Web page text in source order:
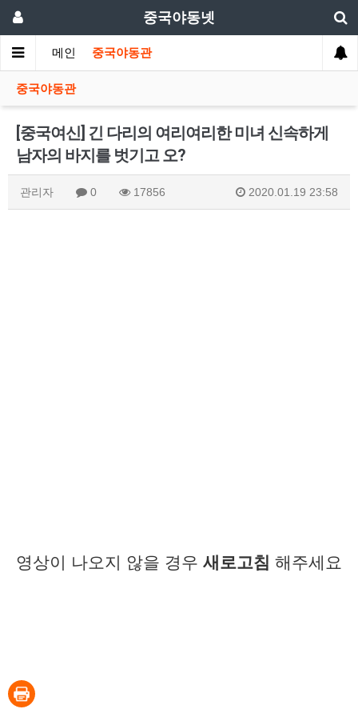
중국야동넷
메인 중국야동관
중국야동관
[중국여신] 긴 다리의 여리여리한 미녀 신속하게
남자의 바지를 벗기고 오?
관리자 0 17856 2020.01.19 23:58
영상이 나오지 않을 경우 새로고침 해주세요